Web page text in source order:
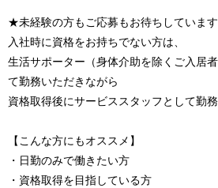
★未経験の方もご応募もお待ちしていま
入社時に資格をお持ちでない方は、
生活サポーター（身体介助を除くご入居
て勤務いただきながら
資格取得後にサービススタッフとして勤務
【こんな方にもオススメ】
・日勤のみで働きたい方
・資格取得を目指している方